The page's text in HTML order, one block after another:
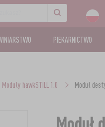
PIEKARNICTWO
Moduły hawkSTILL 1.0 Moduł